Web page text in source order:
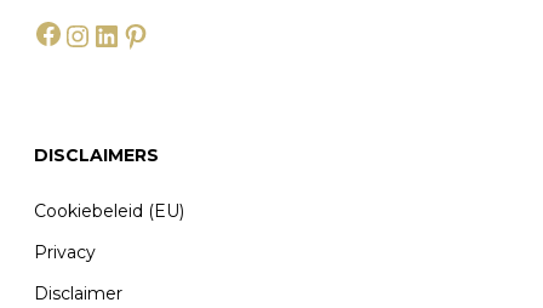
Facebook
Instagram
LinkedIn
DISCLAIMERS
Cookiebeleid (EU)
Privacy
Disclaimer